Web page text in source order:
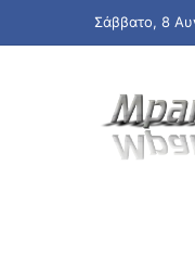
Σάββατο, 8